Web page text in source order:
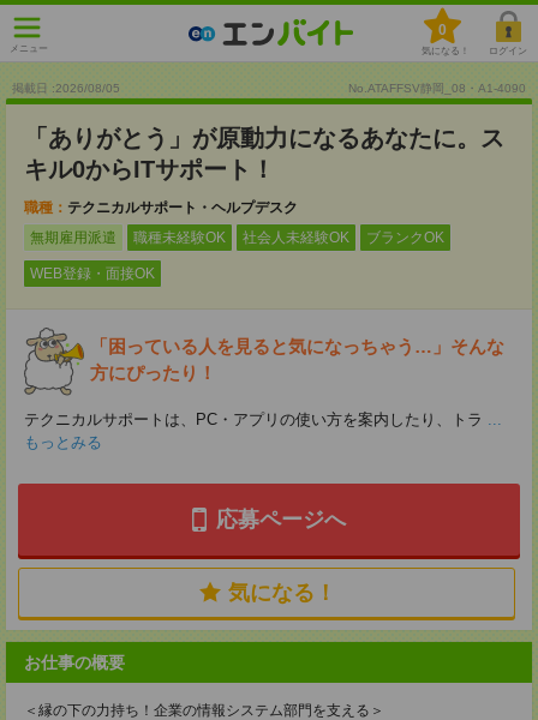
メニュー
0
気になる！ ログイン
掲載日 :2026/08/05 No.ATAFFSV静岡_08・A1-4090
「ありがとう」が原動力になるあなたに。ス
キル0からITサポート！
職種： テクニカルサポート・ヘルプデスク
無期雇用派遣
職種未経験OK 社会人未経験OK ブランクOK
WEB登録・面接OK
「困っている人を見ると気になっちゃう…」そんな
方にぴったり！
テクニカルサポートは、PC・アプリの使い方を案内したり、トラ ...
もっとみる
応募ページへ
気になる！
お仕事の概要
＜縁の下の力持ち！企業の情報システム部門を支える＞